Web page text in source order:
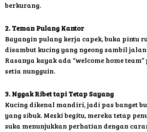
berkurang.
2. Teman Pulang Kantor
Bayangin pulang kerja capek, buka pintu
disambut kucing yang ngeong sambil
Rasanya kayak ada “welcome home
setia nungguin.
3. Nggak Ribet tapi Tetap Sayang
Kucing dikenal mandiri, jadi pas banget
yang sibuk. Meski begitu, mereka tetap
suka menunjukkan perhatian dengan